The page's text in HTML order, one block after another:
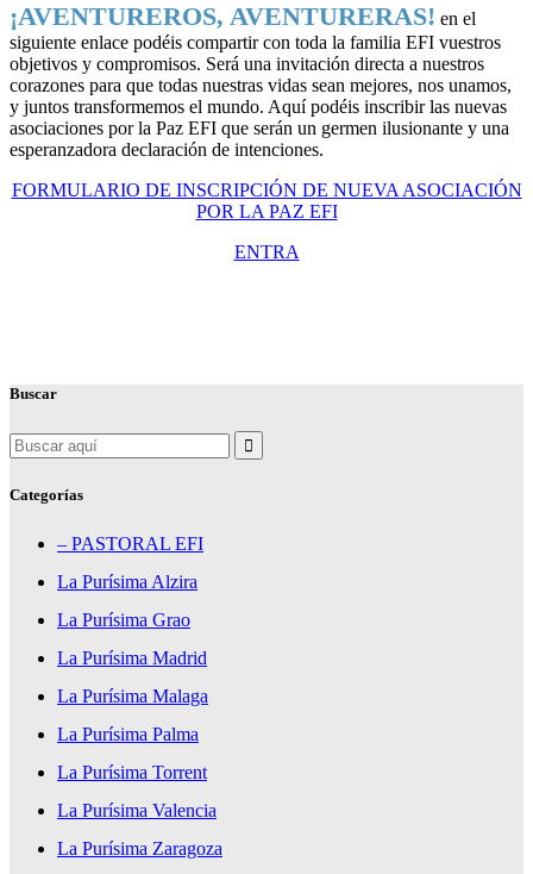
¡AVENTUREROS, AVENTURERAS! en el
siguiente enlace podéis compartir con toda la familia EFI vuestros
objetivos y compromisos. Será una invitación directa a nuestros
corazones para que todas nuestras vidas sean mejores, nos unamos,
y juntos transformemos el mundo. Aquí podéis inscribir las nuevas
asociaciones por la Paz EFI que serán un germen ilusionante y una
esperanzadora declaración de intenciones.
FORMULARIO DE INSCRIPCIÓN DE NUEVA ASOCIACIÓN
POR LA PAZ EFI
ENTRA
Buscar
Search
for:
Categorías
– PASTORAL EFI
La Purísima Alzira
La Purísima Grao
La Purísima Madrid
La Purísima Malaga
La Purísima Palma
La Purísima Torrent
La Purísima Valencia
La Purísima Zaragoza